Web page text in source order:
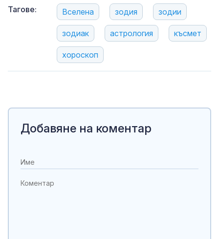
Тагове: Вселена зодия зодии
зодиак астрология късмет
хороскоп
Добавяне на коментар